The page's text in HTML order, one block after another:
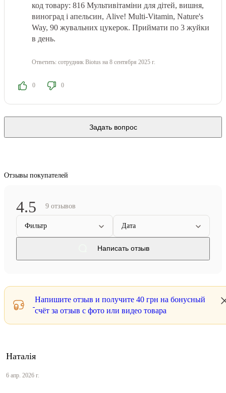
код товару: 816 Мультивітаміни для дітей, вишня,
виноград і апельсин, Alive! Multi-Vitamin, Nature's
Way, 90 жувальних цукерок. Приймати по 3 жуйки
в день.
Ответить: сотрудник Biotus на 8 сентября 2025 г.
0 0
Задать вопрос
Отзывы покупателей
4.5 9 отзывов
Фильтр Дата
Написать отзыв
Напишите отзыв и получите 40 грн на бонусный
счёт за отзыв с фото или видео товара
Наталія
6 апр. 2026 г.